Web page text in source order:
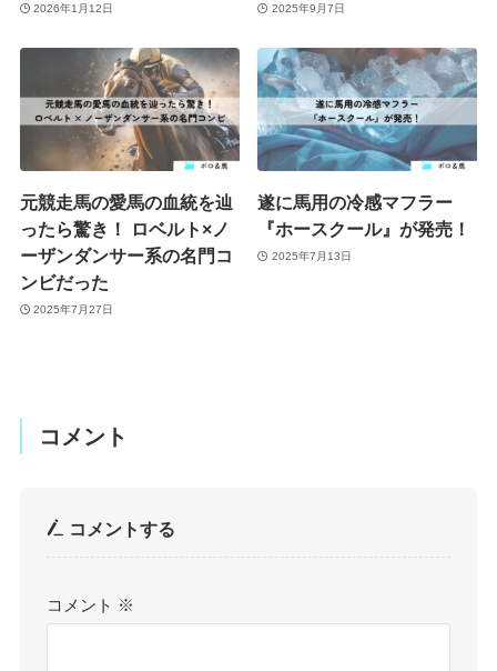
2026年1月12日 2025年9月7日
元競走馬の愛馬の血統を辿
ったら驚き！ ロベルト×ノ
ーザンダンサー系の名門コ
ンビだった
2025年7月27日
遂に馬用の冷感マフラー
『ホースクール』が発売！
2025年7月13日
コメント
コメントする
コメント ※